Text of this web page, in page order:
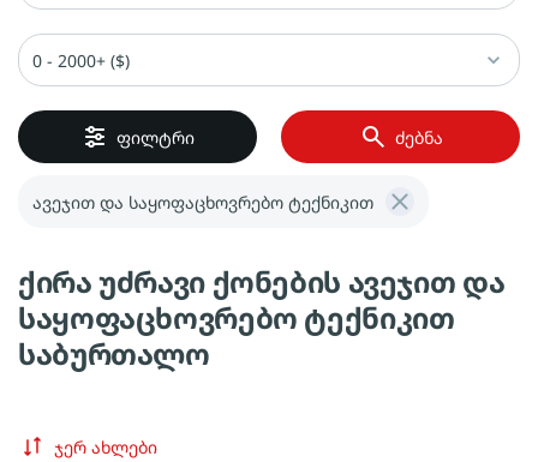
0 - 2000+ ($)
ფილტრი ძებნა
ავეჯით და საყოფაცხოვრებო ტექნიკით
ქირა უძრავი ქონების ავეჯით და
საყოფაცხოვრებო ტექნიკით
საბურთალო
ჯერ ახლები